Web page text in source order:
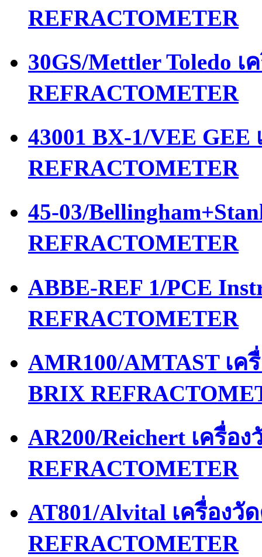
REFRACTOMETER
30GS/Mettler Toledo
REFRACTOMETER
43001 BX-1/VEE
REFRACTOMETER
45-03/
REFRACTOMETER
ABBE-REF 1/PCE
REFRACTOMETER
AMR100/AMTAST เ
BRIX
AR200/Reichert เครื่อ
REFRACTOMETER
AT801/Alvital เครื่องวั
REFRACTOMETER